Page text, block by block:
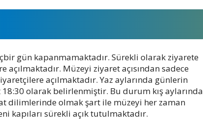
gün kapanmamaktadır. Sürekli olarak ziyarete
Müzeyi ziyaret açısından sadece
açılmaktadır. Yaz aylarında günlerin
18:30 olarak belirlenmiştir. Bu durum kış aylarında
dilimlerinde olmak şart ile müzeyi her zaman
kapıları sürekli açık tutulmaktadır.